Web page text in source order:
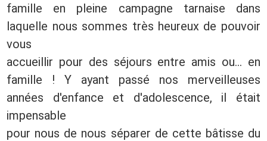
famille en pleine campagne tarnaise dans
laquelle nous sommes très heureux de pouvoir
vous
accueillir pour des séjours entre amis ou... en
famille ! Y ayant passé nos merveilleuses
années d'enfance et d'adolescence, il était
impensable
pour nous de nous séparer de cette bâtisse du